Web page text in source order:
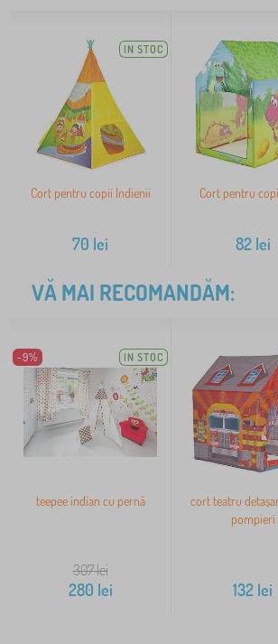
IN STOC
Cort pentru copii Indienii
70 lei
Cort pentru
82lei
VĂ MAI RECOMANDĂM:
-9% IN STOC
teepee indian cu pernă
307lei
280 lei
cort teatru
pompieri
132 lei